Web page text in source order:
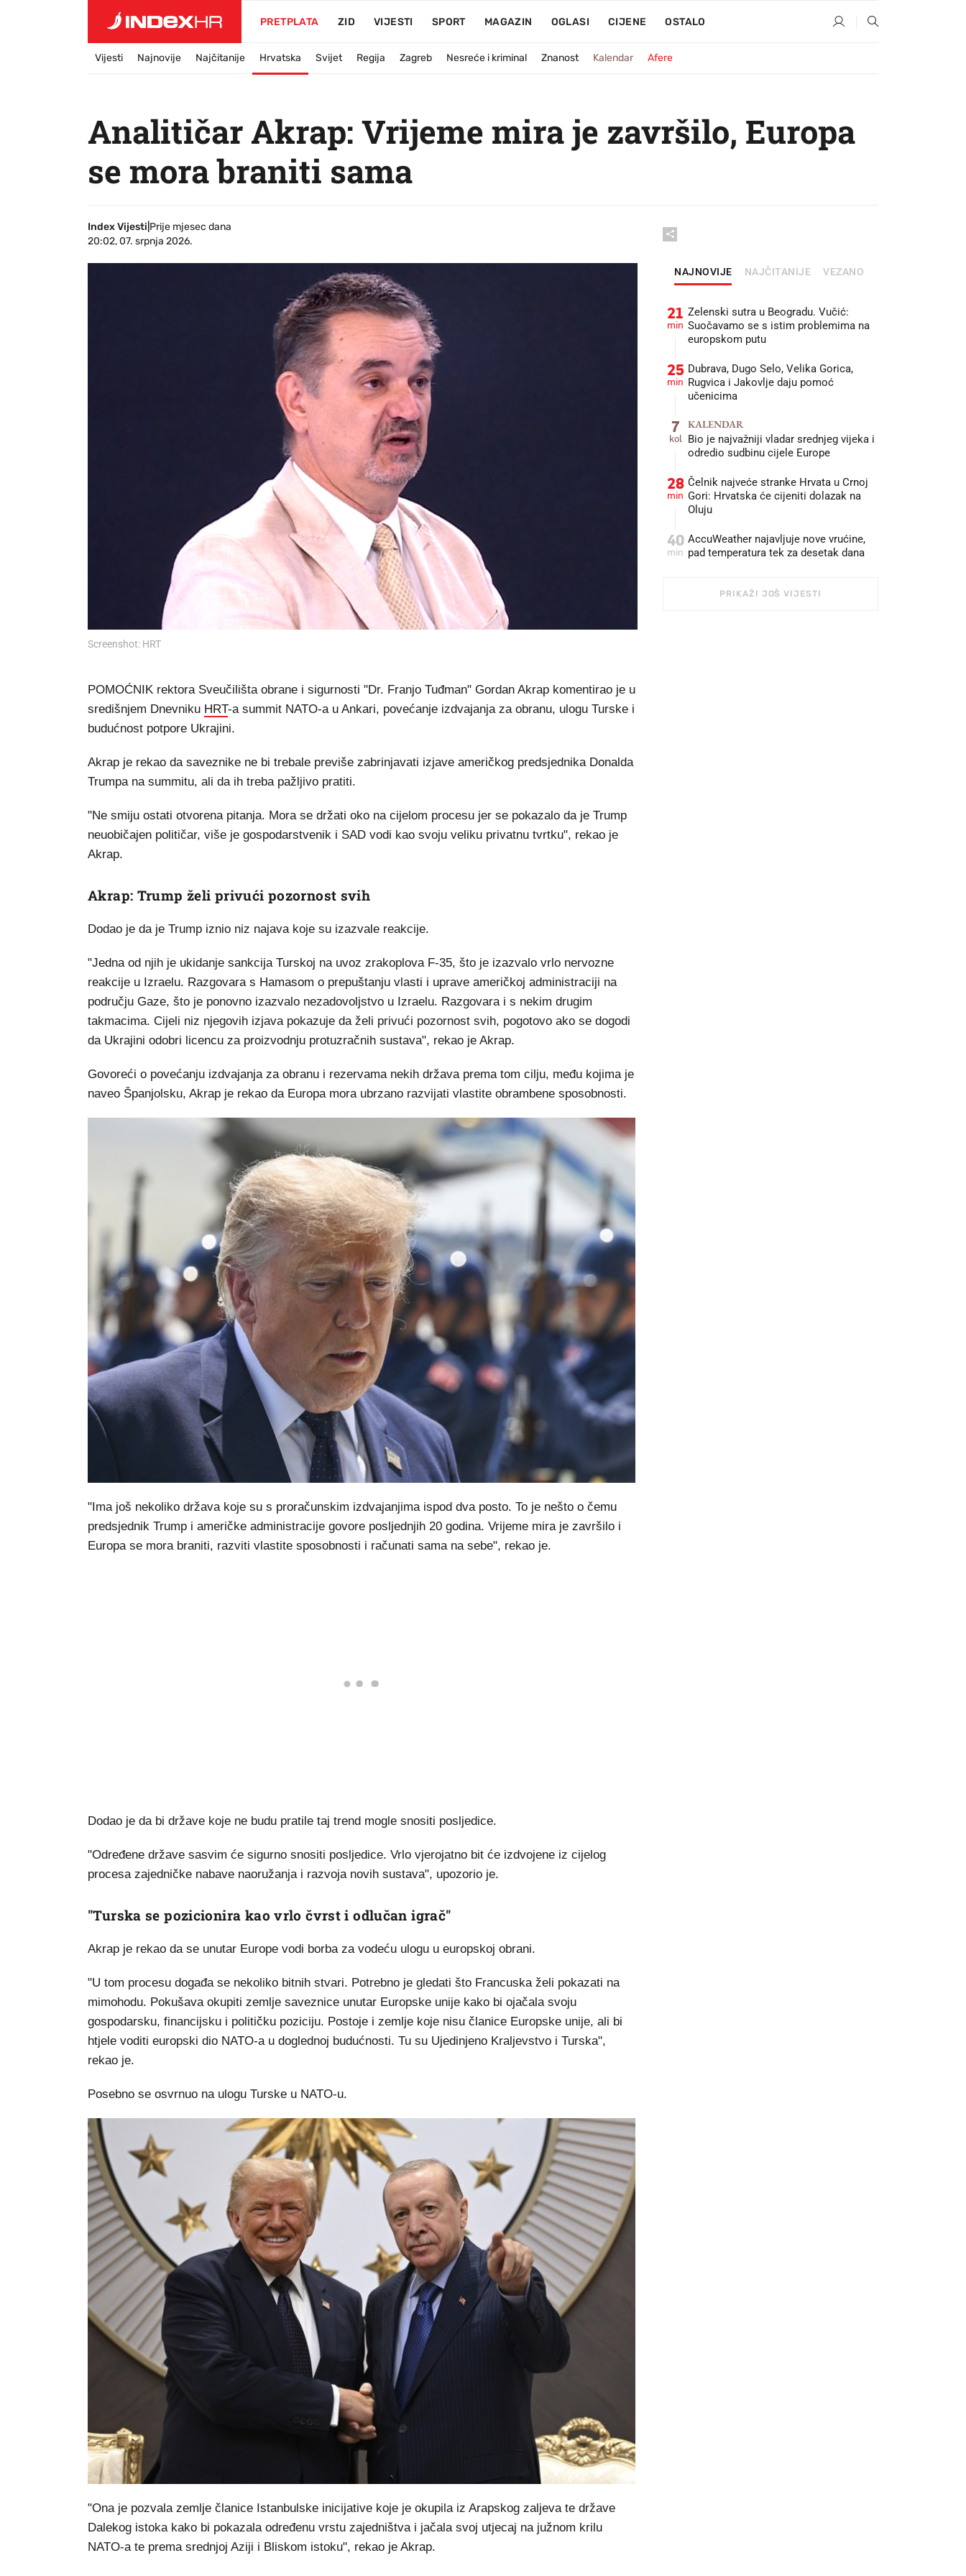
PRETPLATA ZID VIJESTI SPORT MAGAZIN OGLASI CIJENE OSTALO
Vijesti Najnovije Najčitanije Hrvatska Svijet Regija Zagreb Nesreće i kriminal Znanost Kalendar Afere
Analitičar Akrap: Vrijeme mira je završilo, Europa
se mora braniti sama
Index Vijesti
Prije mjesec dana
20:02, 07. srpnja 2026.
Screenshot: HRT
POMOĆNIK rektora Sveučilišta obrane i sigurnosti "Dr. Franjo Tuđman" Gordan Akrap komentirao je u
središnjem Dnevniku HRT-a summit NATO-a u Ankari, povećanje izdvajanja za obranu, ulogu Turske i
budućnost potpore Ukrajini.
Akrap je rekao da saveznike ne bi trebale previše zabrinjavati izjave američkog predsjednika Donalda
Trumpa na summitu, ali da ih treba pažljivo pratiti.
"Ne smiju ostati otvorena pitanja. Mora se držati oko na cijelom procesu jer se pokazalo da je Trump
neuobičajen političar, više je gospodarstvenik i SAD vodi kao svoju veliku privatnu tvrtku", rekao je
Akrap.
Akrap: Trump želi privući pozornost svih
Dodao je da je Trump iznio niz najava koje su izazvale reakcije.
"Jedna od njih je ukidanje sankcija Turskoj na uvoz zrakoplova F-35, što je izazvalo vrlo nervozne
reakcije u Izraelu. Razgovara s Hamasom o prepuštanju vlasti i uprave američkoj administraciji na
području Gaze, što je ponovno izazvalo nezadovoljstvo u Izraelu. Razgovara i s nekim drugim
takmacima. Cijeli niz njegovih izjava pokazuje da želi privući pozornost svih, pogotovo ako se dogodi
da Ukrajini odobri licencu za proizvodnju protuzračnih sustava", rekao je Akrap.
Govoreći o povećanju izdvajanja za obranu i rezervama nekih država prema tom cilju, među kojima je
naveo Španjolsku, Akrap je rekao da Europa mora ubrzano razvijati vlastite obrambene sposobnosti.
"Ima još nekoliko država koje su s proračunskim izdvajanjima ispod dva posto. To je nešto o čemu
predsjednik Trump i američke administracije govore posljednjih 20 godina. Vrijeme mira je završilo i
Europa se mora braniti, razviti vlastite sposobnosti i računati sama na sebe", rekao je.
Dodao je da bi države koje ne budu pratile taj trend mogle snositi posljedice.
"Određene države sasvim će sigurno snositi posljedice. Vrlo vjerojatno bit će izdvojene iz cijelog
procesa zajedničke nabave naoružanja i razvoja novih sustava", upozorio je.
"Turska se pozicionira kao vrlo čvrst i odlučan igrač"
Akrap je rekao da se unutar Europe vodi borba za vodeću ulogu u europskoj obrani.
"U tom procesu događa se nekoliko bitnih stvari. Potrebno je gledati što Francuska želi pokazati na
mimohodu. Pokušava okupiti zemlje saveznice unutar Europske unije kako bi ojačala svoju
gospodarsku, financijsku i političku poziciju. Postoje i zemlje koje nisu članice Europske unije, ali bi
htjele voditi europski dio NATO-a u doglednoj budućnosti. Tu su Ujedinjeno Kraljevstvo i Turska",
rekao je.
Posebno se osvrnuo na ulogu Turske u NATO-u.
"Ona je pozvala zemlje članice Istanbulske inicijative koje je okupila iz Arapskog zaljeva te države
Dalekog istoka kako bi pokazala određenu vrstu zajedništva i jačala svoj utjecaj na južnom krilu
NATO-a te prema srednjoj Aziji i Bliskom istoku", rekao je Akrap.
NAJNOVIJE NAJČITANIJE VEZANO
21
min
Zelenski sutra u Beogradu. Vučić:
Suočavamo se s istim problemima na
europskom putu
25
min
Dubrava, Dugo Selo, Velika Gorica,
Rugvica i Jakovlje daju pomoć
učenicima
7
kol
KALENDAR
Bio je najvažniji vladar srednjeg vijeka i
odredio sudbinu cijele Europe
28
min
Čelnik najveće stranke Hrvata u Crnoj
Gori: Hrvatska će cijeniti dolazak na
Oluju
40
min
AccuWeather najavljuje nove vrućine,
pad temperatura tek za desetak dana
PRIKAŽI JOŠ VIJESTI